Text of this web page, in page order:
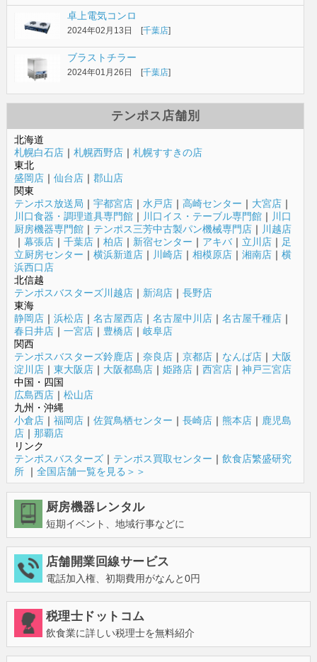
卓上電気コンロ
2024年02月13日 [千葉店]
ブラストチラー
2024年01月26日 [千葉店]
テンポス店舗別
北海道
札幌白石店｜ 札幌西野店｜ 札幌すすきの店
東北
盛岡店｜ 仙台店｜ 郡山店
関東
テンポス放送局 ｜ 宇都宮店｜ 水戸店｜ 高崎センター ｜ 大宮店｜
川口食器・調理道具専門館｜ 川口イス・テーブル専門館｜ 川口
厨房機器専門館｜ テンポス三芳中古製パン機械専門店｜ 川越店
｜ 幕張店｜ 千葉店｜ 柏店｜ 新宿センター ｜ アキバ｜ 立川店｜ 足
立厨房センター ｜ 横浜新道店｜ 川崎店｜ 相模原店｜ 湘南店｜ 横
浜西口店
北信越
テンポスバスターズ川越店｜ 新潟店｜ 長野店
東海
静岡店｜ 浜松店｜ 名古屋西店｜ 名古屋中川店｜ 名古屋千種店｜
春日井店｜ 一宮店｜ 豊橋店｜ 岐阜店
関西
テンポスバスターズ鈴鹿店｜ 奈良店｜ 京都店｜ なんば店｜ 大阪
淀川店｜ 東大阪店｜ 大阪都島店｜ 姫路店｜ 西宮店｜ 神戸三宮店
中国・四国
広島西店｜ 松山店
九州・沖縄
小倉店｜ 福岡店｜ 佐賀鳥栖センター ｜ 長崎店｜ 熊本店｜ 鹿児島
店｜ 那覇店
リンク
テンポスバスターズ｜ テンポス買取センター ｜ 飲食店繁盛研究
所｜ 全国店舗一覧を見る＞＞
厨房機器レンタル
短期イベント、地域行事などに
店舗開業回線サービス
電話加入権、初期費用がなんと0円
税理士ドットコム
飲食業に詳しい税理士を無料紹介